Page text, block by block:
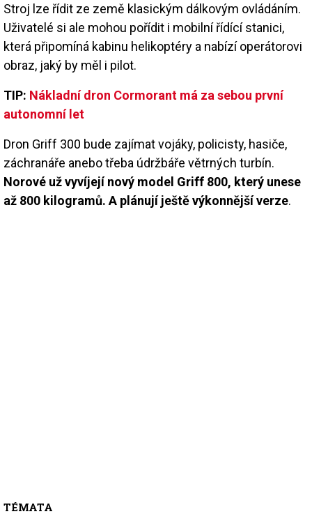
Stroj lze řídit ze země klasickým dálkovým ovládáním.
Uživatelé si ale mohou pořídit i mobilní řídící stanici,
která připomíná kabinu helikoptéry a nabízí operátorovi
obraz, jaký by měl i pilot.
TIP: Nákladní dron Cormorant má za sebou první
autonomní let
Dron Griff 300 bude zajímat vojáky, policisty, hasiče,
záchranáře anebo třeba údržbáře větrných turbín.
Norové už vyvíjejí nový model Griff 800, který unese
až 800 kilogramů. A plánují ještě výkonnější verze.
TÉMATA